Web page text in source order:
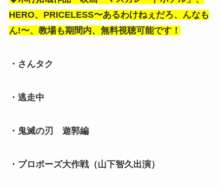
HERO、PRICELESS〜あるわけねぇだろ、んなも
ん!〜、教場も期間内、無料視聴可能です！
・さんタク
・逃走中
・鬼滅の刃 遊郭編
・プロポーズ大作戦（山下智久出演）